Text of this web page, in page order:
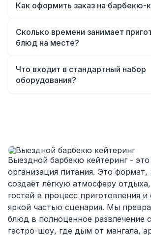
аккуратно сложили провода
Однозначно будем работать с
подрядчиком еще раз :)
Как оформить заказ на барбекю-
связаться с менеджером по
уточним детали - дату, место,
согласования вы получите
предложение и смету. В день
команда выезжает заранее и
Сколько времени занимает
блюд на месте?
приготовление занимает от 1 до
Наши повара приезжают
Что входит в стандартный набор
оборудования?
любой площадке. Также
элементы безопасности, включая
огнетушители.
Выездной барбекю кейтеринг -
организация питания. Это
создаёт лёгкую атмосферу
гостей в процесс приготовления и
яркой частью сценария. Мы
блюд в полноценное развлечение
гастро-шоу, где дым от мангала,